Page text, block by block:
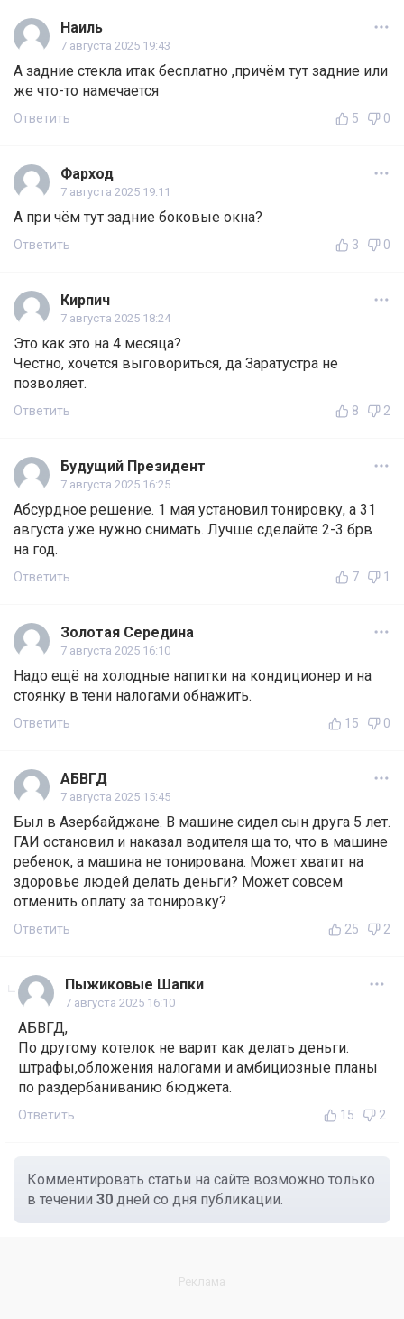
Наиль
7 августа 2025 19:43
А задние стекла итак бесплатно ,причём тут задние или
же что-то намечается
Ответить 5 0
Фарход
7 августа 2025 19:11
А при чём тут задние боковые окна?
Ответить 3 0
Кирпич
7 августа 2025 18:24
Это как это на 4 месяца?
Честно, хочется выговориться, да Заратустра не
позволяет.
Ответить 8 2
Будущий Президент
7 августа 2025 16:25
Абсурдное решение. 1 мая установил тонировку, а 31
августа уже нужно снимать. Лучше сделайте 2-3 брв
на год.
Ответить 7 1
Золотая Середина
7 августа 2025 16:10
Надо ещё на холодные напитки на кондиционер и на
стоянку в тени налогами обнажить.
Ответить 15 0
АБВГД
7 августа 2025 15:45
Был в Азербайджане. В машине сидел сын друга 5 лет.
ГАИ остановил и наказал водителя ща то, что в машине
ребенок, а машина не тонирована. Может хватит на
здоровье людей делать деньги? Может совсем
отменить оплату за тонировку?
Ответить 25 2
Пыжиковые Шапки
7 августа 2025 16:10
АБВГД,
По другому котелок не варит как делать деньги.
штрафы,обложения налогами и амбициозные планы
по раздербаниванию бюджета.
Ответить 15 2
Комментировать статьи на сайте возможно только
в течении 30 дней со дня публикации.